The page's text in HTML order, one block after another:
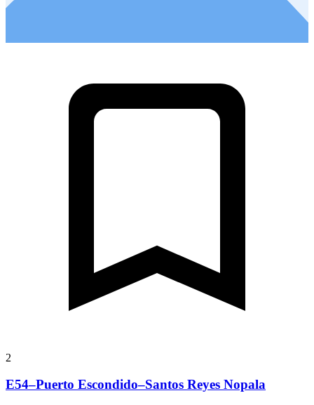
2
E54–Puerto Escondido–Santos Reyes Nopala